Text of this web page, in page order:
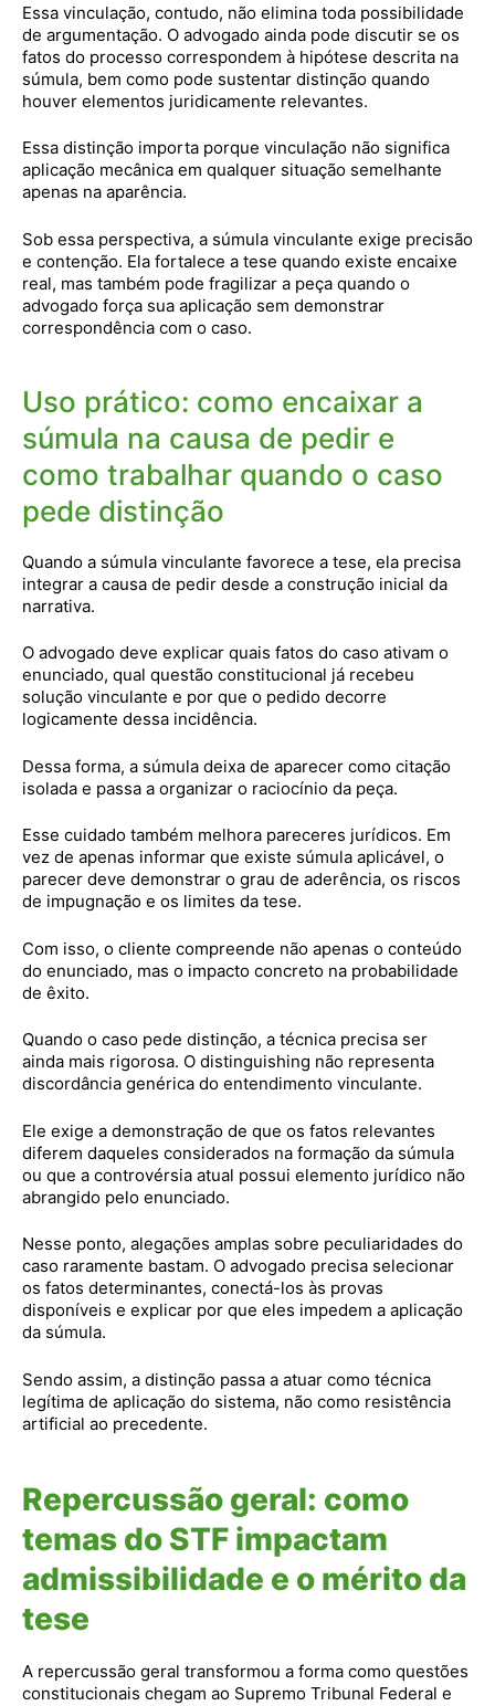
Essa vinculação, contudo, não elimina toda possibilidade
de argumentação. O advogado ainda pode discutir se os
fatos do processo correspondem à hipótese descrita na
súmula, bem como pode sustentar distinção quando
houver elementos juridicamente relevantes.
Essa distinção importa porque vinculação não significa
aplicação mecânica em qualquer situação semelhante
apenas na aparência.
Sob essa perspectiva, a súmula vinculante exige precisão
e contenção. Ela fortalece a tese quando existe encaixe
real, mas também pode fragilizar a peça quando o
advogado força sua aplicação sem demonstrar
correspondência com o caso.
Uso prático: como encaixar a
súmula na causa de pedir e
como trabalhar quando o caso
pede distinção
Quando a súmula vinculante favorece a tese, ela precisa
integrar a causa de pedir desde a construção inicial da
narrativa.
O advogado deve explicar quais fatos do caso ativam o
enunciado, qual questão constitucional já recebeu
solução vinculante e por que o pedido decorre
logicamente dessa incidência.
Dessa forma, a súmula deixa de aparecer como citação
isolada e passa a organizar o raciocínio da peça.
Esse cuidado também melhora pareceres jurídicos. Em
vez de apenas informar que existe súmula aplicável, o
parecer deve demonstrar o grau de aderência, os riscos
de impugnação e os limites da tese.
Com isso, o cliente compreende não apenas o conteúdo
do enunciado, mas o impacto concreto na probabilidade
de êxito.
Quando o caso pede distinção, a técnica precisa ser
ainda mais rigorosa. O distinguishing não representa
discordância genérica do entendimento vinculante.
Ele exige a demonstração de que os fatos relevantes
diferem daqueles considerados na formação da súmula
ou que a controvérsia atual possui elemento jurídico não
abrangido pelo enunciado.
Nesse ponto, alegações amplas sobre peculiaridades do
caso raramente bastam. O advogado precisa selecionar
os fatos determinantes, conectá-los às provas
disponíveis e explicar por que eles impedem a aplicação
da súmula.
Sendo assim, a distinção passa a atuar como técnica
legítima de aplicação do sistema, não como resistência
artificial ao precedente.
Repercussão geral: como
temas do STF impactam
admissibilidade e o mérito da
tese
A repercussão geral transformou a forma como questões
constitucionais chegam ao Supremo Tribunal Federal e